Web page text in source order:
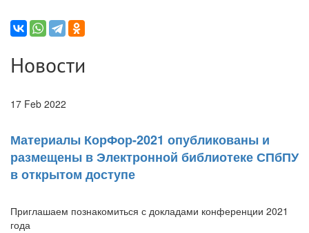
Новости
17 Feb 2022
Материалы КорФор-2021 опубликованы и
размещены в Электронной библиотеке СПбПУ
в открытом доступе
Приглашаем познакомиться с докладами конференции 2021
года